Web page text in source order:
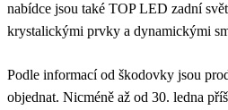
nabídce jsou také TOP LED zadní
krystalickými prvky a dynamickými
Podle informací od škodovky jsou
objednat. Nicméně až od 30. ledna